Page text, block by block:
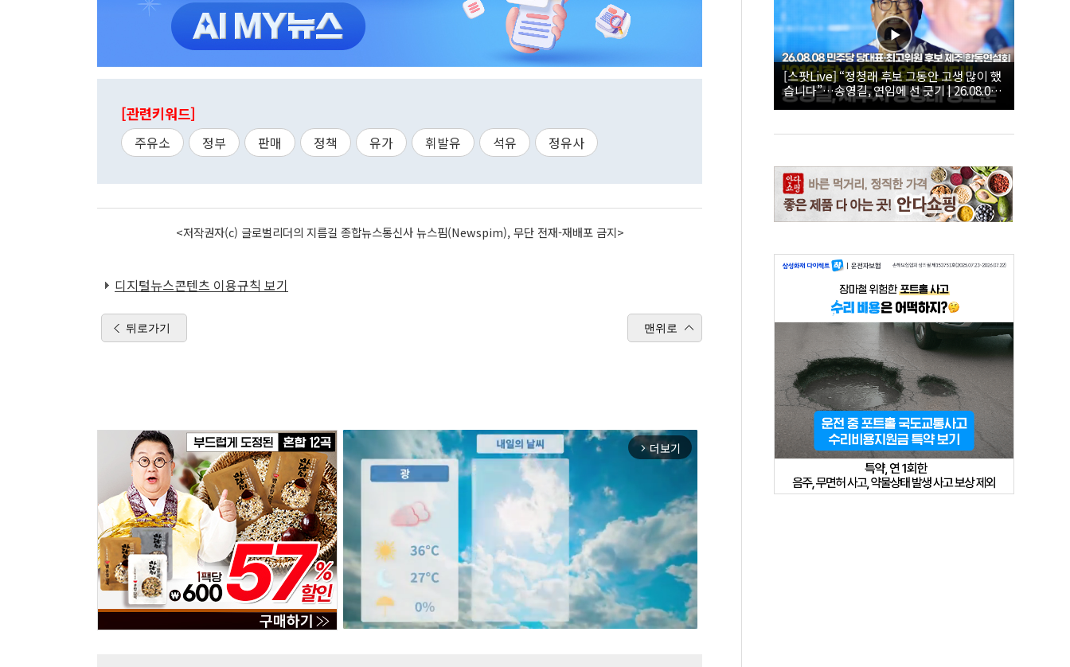
[관련키워드]
주유소 정부 판매 정책 유가 휘발유 석유 정유사
<저작권자(c) 글로벌리더의 지름길 종합뉴스통신사 뉴스핌(Newspim), 무단 전재-재배포 금지>
디지털뉴스콘텐츠 이용규칙 보기
뒤로가기 맨위로
arrow_forward_ios 더보기
[스팟Live] “정청래 후보 그동안 고생 많이 했
습니다”…송영길, 연임에 선 긋기 | 26.08.08
더불어민주당 당대표·최고위원 후보 제주 합